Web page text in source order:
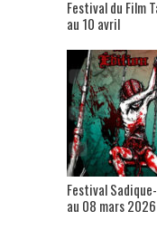
Festival du Film
au 10 avril
Festival
au 08 mars 2026